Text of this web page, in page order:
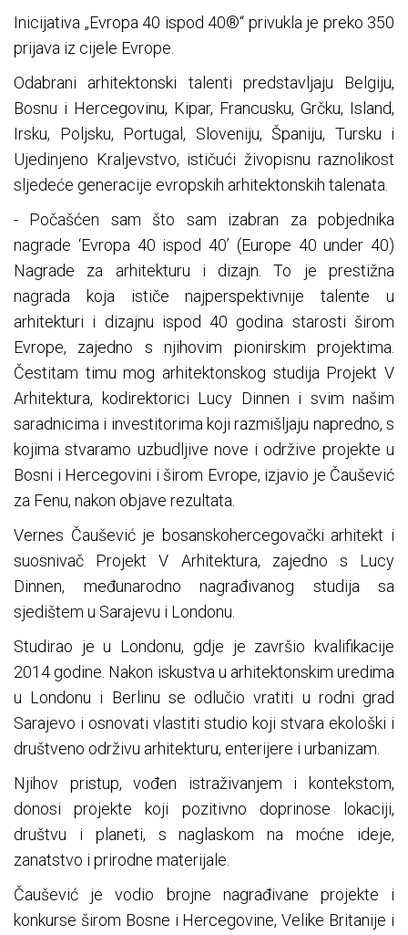
Inicijativa „Evropa 40 ispod 40®“ privukla je preko 350
prijava iz cijele Evrope.
Odabrani arhitektonski talenti predstavljaju Belgiju,
Bosnu i Hercegovinu, Kipar, Francusku, Grčku, Island,
Irsku, Poljsku, Portugal, Sloveniju, Španiju, Tursku i
Ujedinjeno Kraljevstvo, ističući živopisnu raznolikost
sljedeće generacije evropskih arhitektonskih talenata.
- Počašćen sam što sam izabran za pobjednika
nagrade ‘Evropa 40 ispod 40’ (Europe 40 under 40)
Nagrade za arhitekturu i dizajn. To je prestižna
nagrada koja ističe najperspektivnije talente u
arhitekturi i dizajnu ispod 40 godina starosti širom
Evrope, zajedno s njihovim pionirskim projektima.
Čestitam timu mog arhitektonskog studija Projekt V
Arhitektura, kodirektorici Lucy Dinnen i svim našim
saradnicima i investitorima koji razmišljaju napredno, s
kojima stvaramo uzbudljive nove i održive projekte u
Bosni i Hercegovini i širom Evrope, izjavio je Čaušević
za Fenu, nakon objave rezultata.
Vernes Čaušević je bosanskohercegovački arhitekt i
suosnivač Projekt V Arhitektura, zajedno s Lucy
Dinnen, međunarodno nagrađivanog studija sa
sjedištem u Sarajevu i Londonu.
Studirao je u Londonu, gdje je završio kvalifikacije
2014 godine. Nakon iskustva u arhitektonskim uredima
u Londonu i Berlinu se odlučio vratiti u rodni grad
Sarajevo i osnovati vlastiti studio koji stvara ekološki i
društveno održivu arhitekturu, enterijere i urbanizam.
Njihov pristup, vođen istraživanjem i kontekstom,
donosi projekte koji pozitivno doprinose lokaciji,
društvu i planeti, s naglaskom na moćne ideje,
zanatstvo i prirodne materijale.
Čaušević je vodio brojne nagrađivane projekte i
konkurse širom Bosne i Hercegovine, Velike Britanije i